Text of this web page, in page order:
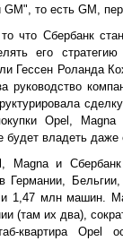
то есть GM,
что Сбербанк
его
Гессен Роланда
руководство
Opel,
владеть даже
Magna и
Германии,
1,47 млн машин.
(там их два),
квартира Opel